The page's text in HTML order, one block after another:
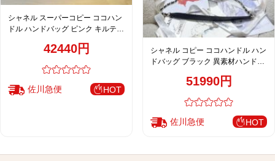
シャネル スーパーコピー ココハン
ドル ハンドバッグ ピンク キルティ
モデル AS221542440円
佐川急便 HOT
シャネル コピー ココハンドル ハン
ドバッグ ブラック 異素材ハンドル
51990円
佐川急便 HOT